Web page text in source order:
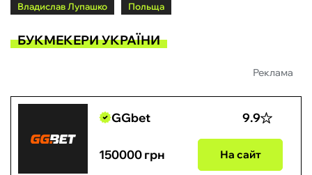
Владислав Лупашко
Польща
БУКМЕКЕРИ УКРАЇНИ
Реклама
GGbet 9.9
150000 грн На сайт